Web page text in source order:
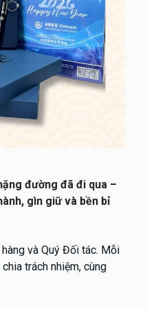
đường đã đi qua –
gìn giữ và bền bỉ
và Quý Đối tác. Mỗi
trách nhiệm, cùng